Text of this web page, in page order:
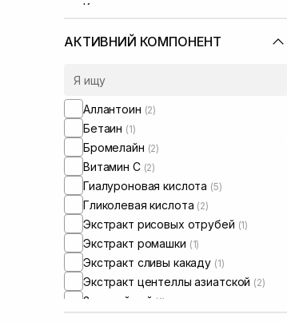
Кожа лица с расширенными порами
Кожа лица с нарушенным
микробиомом
АКТИВНИЙ КОМПОНЕНТ
Аллантоин (2)
Бетаин (1)
Бромелайн (2)
Витамин C (2)
Гиалуроновая кислота (5)
Гликолевая кислота (2)
Экстракт рисовых отрубей (1)
Экстракт ромашки (1)
Экстракт сливы какаду (1)
Экстракт центеллы азиатской (2)
Зеленый чай (1)